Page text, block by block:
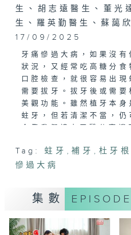
生、胡志遠醫生、董光
生、羅英勤醫生、蘇藹
17/09/2025
牙痛慘過大病，如果沒有
狀況，又經常吃高糖分食
口腔檢查，就很容易出現
需要拔牙。拔牙後或需要
美觀功能。雖然植牙本身
蛀牙，但若清潔不當，仍
主持：羅英勤醫生、黃婉
嘉賓：林宇恒教授(香港
Tag: 蛀牙 , 補牙 , 杜牙根
慘過大病
集數